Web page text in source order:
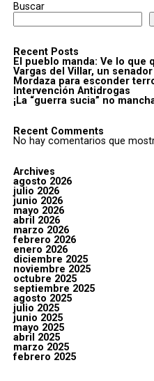
Buscar
Recent Posts
El pueblo manda: Ve lo
Vargas del Villar, un
Mordaza para esconder
Intervención Antidrogas
¡La “guerra sucia” no
Recent Comments
No hay comentarios que
Archives
agosto 2026
julio 2026
junio 2026
mayo 2026
abril 2026
marzo 2026
febrero 2026
enero 2026
diciembre 2025
noviembre 2025
octubre 2025
septiembre 2025
agosto 2025
julio 2025
junio 2025
mayo 2025
abril 2025
marzo 2025
febrero 2025